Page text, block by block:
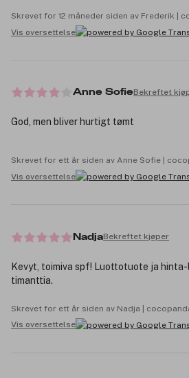
Skrevet for 12 måneder siden av Frederik |
Vis oversettelse
Anne SofieBekreftet
God, men bliver hurtigt tømt
Skrevet for ett år siden av Anne Sofie |
Vis oversettelse
NadjaBekreftet kjøper
Kevyt, toimiva spf! Luottotuote ja
timanttia.
Skrevet for ett år siden av Nadja |
Vis oversettelse